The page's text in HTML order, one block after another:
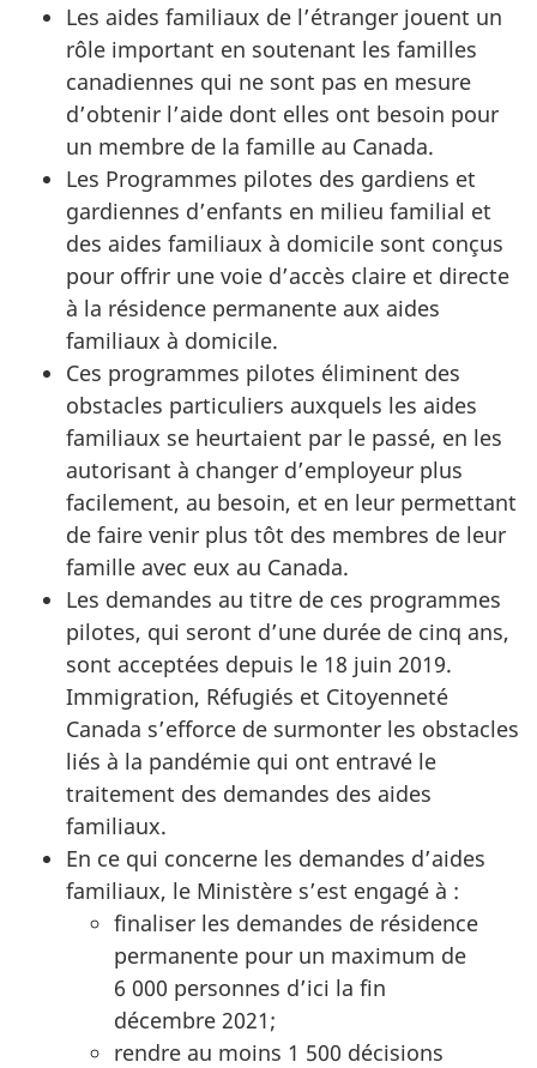
Les aides familiaux de l’étranger jouent un
rôle important en soutenant les familles
canadiennes qui ne sont pas en mesure
d’obtenir l’aide dont elles ont besoin pour
un membre de la famille au Canada.
Les Programmes pilotes des gardiens et
gardiennes d’enfants en milieu familial et
des aides familiaux à domicile sont conçus
pour offrir une voie d’accès claire et directe
à la résidence permanente aux aides
familiaux à domicile.
Ces programmes pilotes éliminent des
obstacles particuliers auxquels les aides
familiaux se heurtaient par le passé, en les
autorisant à changer d’employeur plus
facilement, au besoin, et en leur permettant
de faire venir plus tôt des membres de leur
famille avec eux au Canada.
Les demandes au titre de ces programmes
pilotes, qui seront d’une durée de cinq ans,
sont acceptées depuis le 18 juin 2019.
Immigration, Réfugiés et Citoyenneté
Canada s’efforce de surmonter les obstacles
liés à la pandémie qui ont entravé le
traitement des demandes des aides
familiaux.
En ce qui concerne les demandes d’aides
familiaux, le Ministère s’est engagé à :
finaliser les demandes de résidence
permanente pour un maximum de
6 000 personnes d’ici la fin
décembre 2021;
rendre au moins 1 500 décisions